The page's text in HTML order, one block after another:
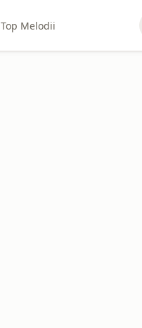
Top Melodii